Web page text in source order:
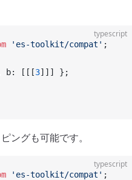
typescript
'es-toolkit/compat' ;
b: [[[3]]] };
ングも可能です。
typescript
'es-toolkit/compat' ;